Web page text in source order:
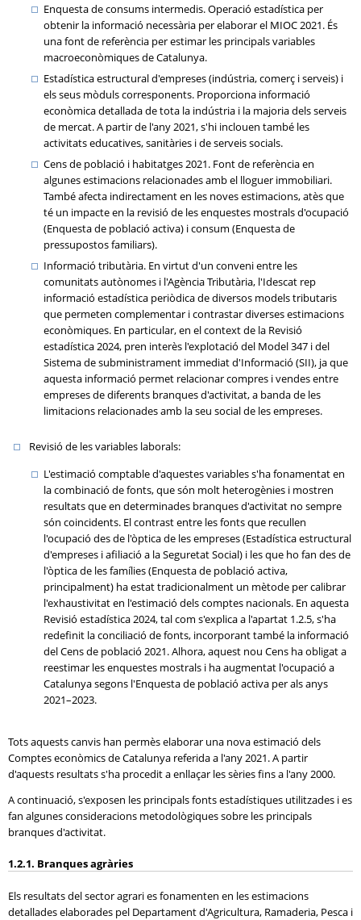
Enquesta de consums intermedis. Operació estadística per
obtenir la informació necessària per elaborar el MIOC 2021. És
una font de referència per estimar les principals variables
macroeconòmiques de Catalunya.
Estadística estructural d'empreses (indústria, comerç i serveis) i
els seus mòduls corresponents. Proporciona informació
econòmica detallada de tota la indústria i la majoria dels serveis
de mercat. A partir de l'any 2021, s'hi inclouen també les
activitats educatives, sanitàries i de serveis socials.
Cens de població i habitatges 2021. Font de referència en
algunes estimacions relacionades amb el lloguer immobiliari.
També afecta indirectament en les noves estimacions, atès que
té un impacte en la revisió de les enquestes mostrals d'ocupació
(Enquesta de població activa) i consum (Enquesta de
pressupostos familiars).
Informació tributària. En virtut d'un conveni entre les
comunitats autònomes i l'Agència Tributària, l'Idescat rep
informació estadística periòdica de diversos models tributaris
que permeten complementar i contrastar diverses estimacions
econòmiques. En particular, en el context de la Revisió
estadística 2024, pren interès l'explotació del Model 347 i del
Sistema de subministrament immediat d'Informació (SII), ja que
aquesta informació permet relacionar compres i vendes entre
empreses de diferents branques d'activitat, a banda de les
limitacions relacionades amb la seu social de les empreses.
Revisió de les variables laborals:
L'estimació comptable d'aquestes variables s'ha fonamentat en
la combinació de fonts, que són molt heterogènies i mostren
resultats que en determinades branques d'activitat no sempre
són coincidents. El contrast entre les fonts que recullen
l'ocupació des de l'òptica de les empreses (Estadística estructural
d'empreses i afiliació a la Seguretat Social) i les que ho fan des de
l'òptica de les famílies (Enquesta de població activa,
principalment) ha estat tradicionalment un mètode per calibrar
l'exhaustivitat en l'estimació dels comptes nacionals. En aquesta
Revisió estadística 2024, tal com s'explica a l'apartat 1.2.5, s'ha
redefinit la conciliació de fonts, incorporant també la informació
del Cens de població 2021. Alhora, aquest nou Cens ha obligat a
reestimar les enquestes mostrals i ha augmentat l'ocupació a
Catalunya segons l'Enquesta de població activa per als anys
2021–2023.
Tots aquests canvis han permès elaborar una nova estimació dels
Comptes econòmics de Catalunya referida a l'any 2021. A partir
d'aquests resultats s'ha procedit a enllaçar les sèries fins a l'any 2000.
A continuació, s'exposen les principals fonts estadístiques utilitzades i es
fan algunes consideracions metodològiques sobre les principals
branques d'activitat.
1.2.1. Branques agràries
Els resultats del sector agrari es fonamenten en les estimacions
detallades elaborades pel Departament d'Agricultura, Ramaderia, Pesca i